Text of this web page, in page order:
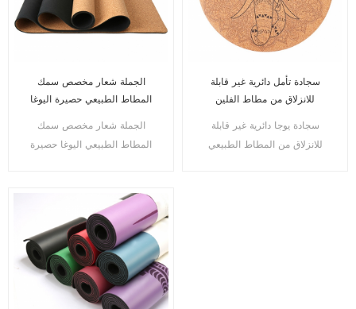
الجملة شعار مخصص سمك
المطاط الطبيعي حصيرة اليوغا
الجملة شعار مخصص سمك
المطاط الطبيعي اليوغا حصيرة
سجادة تأمل دائرية غير قابلة
للانزلاق من مطاط الفلين
مطبوعة مخصصة 70 × 70 سم
× 4 مم للمنزل والخارج
سجادة يوجا دائرية غير قابلة
للانزلاق من المطاط الطبيعي